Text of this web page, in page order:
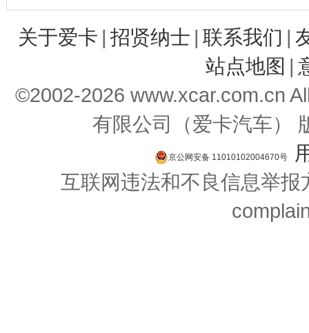
关于爱卡 | 招贤纳士 | 联系我们 |
站点地图 |
©2002-2026 www.xcar.com.cn
有限公司（爱卡汽车）
京公网安备 11010102004670号
互联网违法和不良信息举